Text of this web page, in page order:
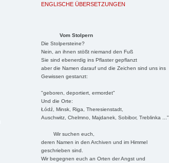
ENGLISCHE ÜBERSETZUNGEN
Vom Stolpern
Die Stolpersteine?
Nein, an ihnen stößt niemand den Fuß
Sie sind ebenerdig ins Pflaster gepflanzt
aber die Namen darauf und die Zeichen sind uns ins
Gewissen gestanzt:
"geboren, deportiert, ermordet"
Und die Orte:
Łódź, Minsk, Riga, Theresienstadt,
Auschwitz, Chelmno, Majdanek, Sobibor, Treblinka ..."
Wir suchen euch,
deren Namen in den Archiven und im Himmel
geschrieben sind.
Wir begegnen euch an Orten der Angst und